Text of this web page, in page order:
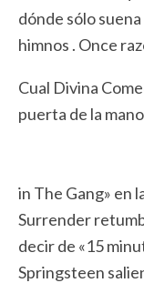
dónde sólo
himnos . Once
Cual Divina
puerta de la
in The Gang» en
Surrender
decir de «15
Springsteen